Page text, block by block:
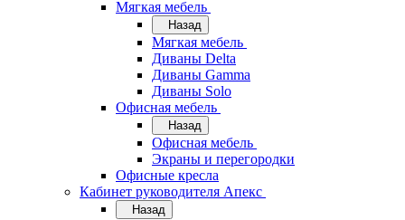
Мягкая мебель
Назад
Мягкая мебель
Диваны Delta
Диваны Gamma
Диваны Solo
Офисная мебель
Назад
Офисная мебель
Экраны и перегородки
Офисные кресла
Кабинет руководителя Апекс
Назад